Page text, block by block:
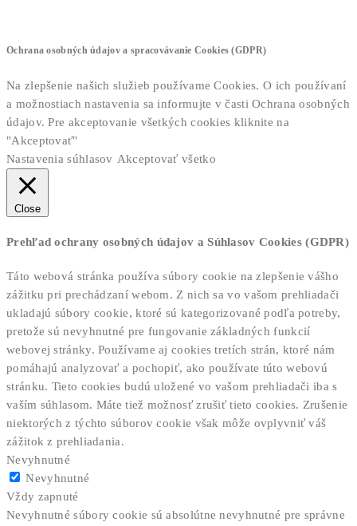
Ochrana osobných údajov a spracovávanie Cookies (GDPR)
Na zlepšenie našich služieb používame Cookies. O ich používaní
a možnostiach nastavenia sa informujte v časti Ochrana osobných
údajov. Pre akceptovanie všetkých cookies kliknite na
"Akceptovať"
Nastavenia súhlasov Akceptovať všetko
Close
Prehľad ochrany osobných údajov a Súhlasov Cookies (GDPR)
Táto webová stránka používa súbory cookie na zlepšenie vášho
zážitku pri prechádzaní webom. Z nich sa vo vašom prehliadači
ukladajú súbory cookie, ktoré sú kategorizované podľa potreby,
pretože sú nevyhnutné pre fungovanie základných funkcií
webovej stránky. Používame aj cookies tretích strán, ktoré nám
pomáhajú analyzovať a pochopiť, ako používate túto webovú
stránku. Tieto cookies budú uložené vo vašom prehliadači iba s
vaším súhlasom. Máte tiež možnosť zrušiť tieto cookies. Zrušenie
niektorých z týchto súborov cookie však môže ovplyvniť váš
zážitok z prehliadania.
Nevyhnutné
Nevyhnutné
Vždy zapnuté
Nevyhnutné súbory cookie sú absolútne nevyhnutné pre správne